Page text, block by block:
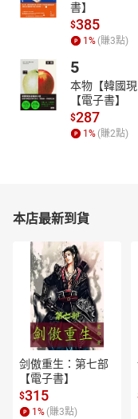
書】
$385
1 % (賺3點)
5
本物【韓國
【電子書】
$287
1 % (賺2點)
本店最新到貨
剑傲重生：第七部
【電子書】
$315
1 % (賺3點)